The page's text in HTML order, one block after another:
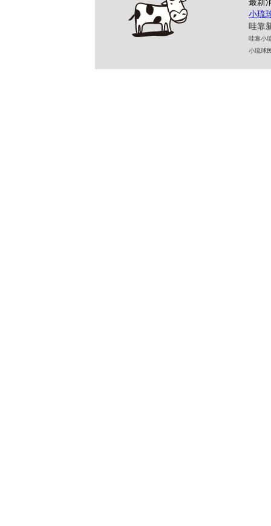
最新
小琉
哇靠
哇靠小
小琉球